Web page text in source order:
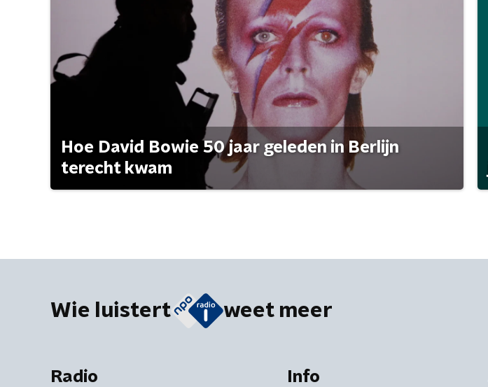
Hoe David Bowie 50 jaar geleden in Berlijn
terecht kwam
Wie luistert weet meer
Radio Info